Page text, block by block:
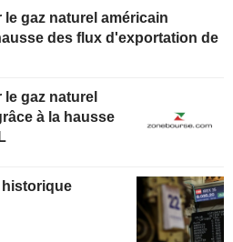
gaz naturel américain
des flux d'exportation de
gaz naturel
à la hausse
historique